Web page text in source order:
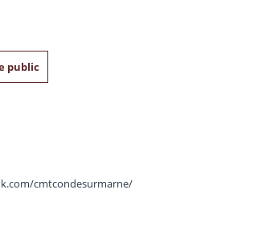
public
cmtcondesurmarne/